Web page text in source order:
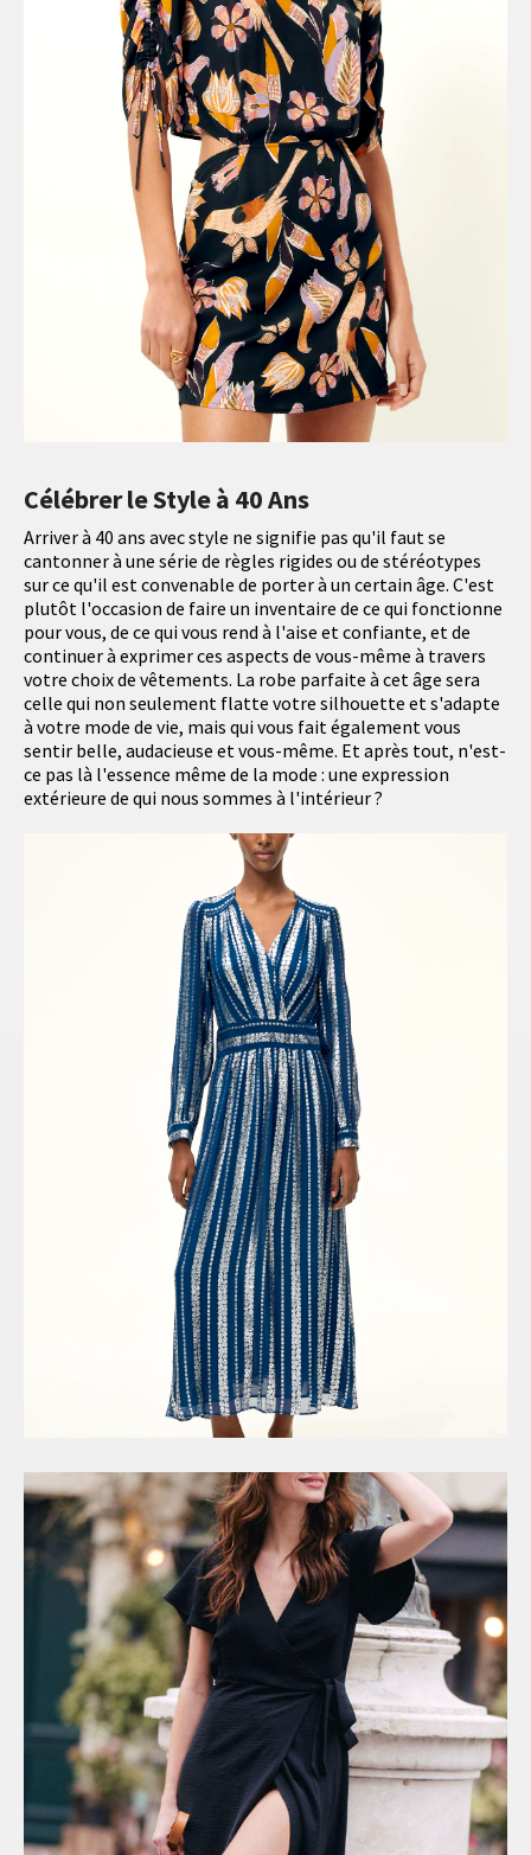
Célébrer le Style à 40 Ans
Arriver à 40 ans avec style ne signifie pas qu'il faut se
cantonner à une série de règles rigides ou de stéréotypes
sur ce qu'il est convenable de porter à un certain âge. C'est
plutôt l'occasion de faire un inventaire de ce qui fonctionne
pour vous, de ce qui vous rend à l'aise et confiante, et de
continuer à exprimer ces aspects de vous-même à travers
votre choix de vêtements. La robe parfaite à cet âge sera
celle qui non seulement flatte votre silhouette et s'adapte
à votre mode de vie, mais qui vous fait également vous
sentir belle, audacieuse et vous-même. Et après tout, n'est-
ce pas là l'essence même de la mode : une expression
extérieure de qui nous sommes à l'intérieur ?